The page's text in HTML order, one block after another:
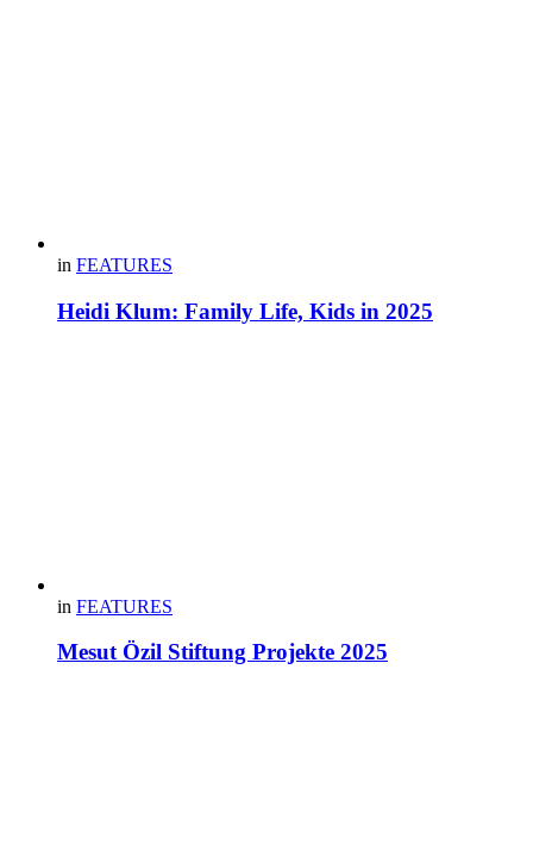
in FEATURES
Heidi Klum: Family Life, Kids in 2025
in FEATURES
Mesut Özil Stiftung Projekte 2025